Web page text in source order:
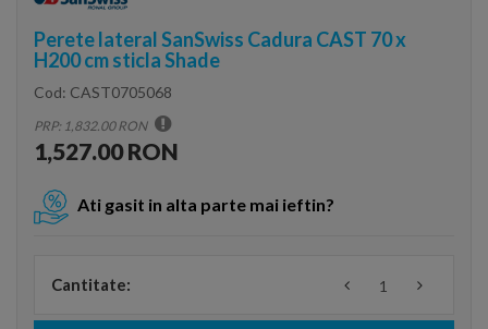
Perete lateral SanSwiss Cadura CAST 70 x
H200 cm sticla Shade
Cod: CAST0705068
PRP: 1,832.00 RON
1,527.00 RON
Ati gasit in alta parte mai ieftin?
Cantitate: